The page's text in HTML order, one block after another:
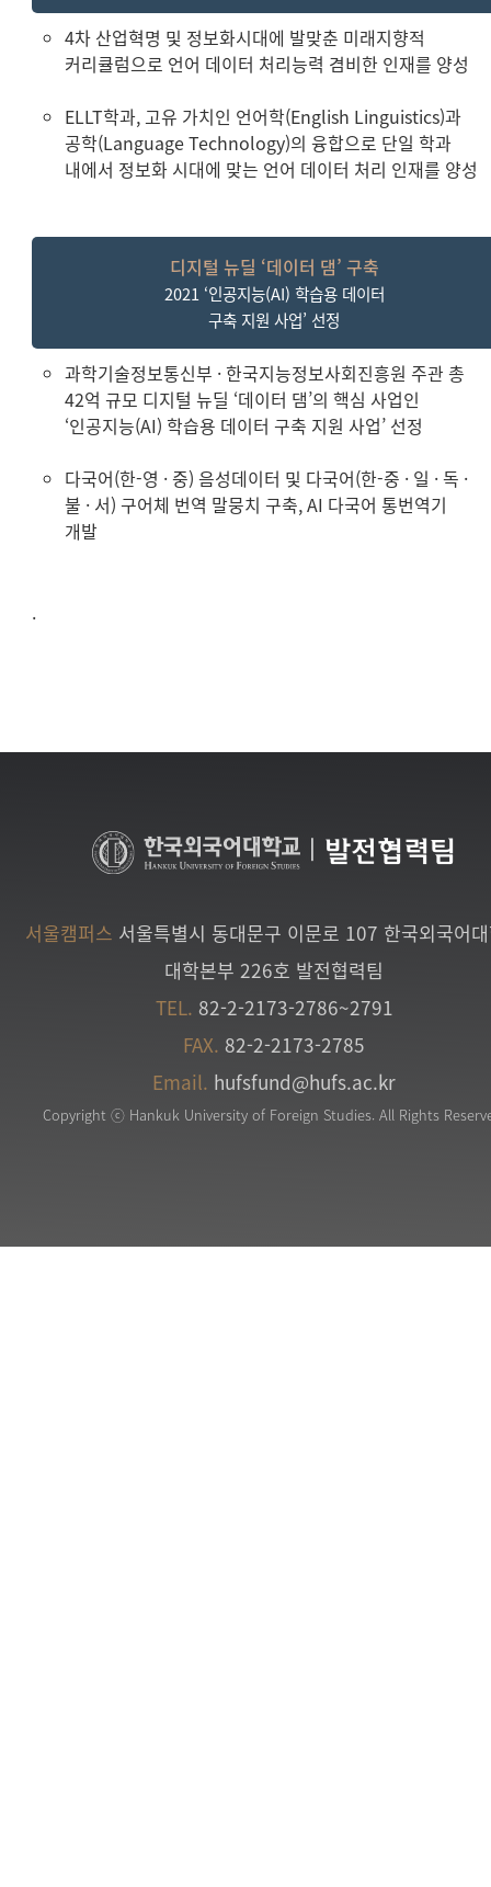
4차 산업혁명 및 정보화시대에 발맞춘 미래지향적
커리큘럼으로 언어 데이터 처리능력 겸비한 인재를 양성
ELLT학과, 고유 가치인 언어학(English Linguistics)과
공학(Language Technology)의 융합으로 단일 학과
내에서 정보화 시대에 맞는 언어 데이터 처리 인재를 양성
디지털 뉴딜 ‘데이터 댐’ 구축
2021 ‘인공지능(AI) 학습용 데이터
구축 지원 사업’ 선정
과학기술정보통신부 · 한국지능정보사회진흥원 주관 총
42억 규모 디지털 뉴딜 ‘데이터 댐’의 핵심 사업인
‘인공지능(AI) 학습용 데이터 구축 지원 사업’ 선정
다국어(한-영 · 중) 음성데이터 및 다국어(한-중 · 일 · 독 ·
불 · 서) 구어체 번역 말뭉치 구축, AI 다국어 통번역기
개발
.
발전협력팀
서울캠퍼스 서울특별시 동대문구 이문로 107 한국외국어
대학본부 226호 발전협력팀
TEL. 82-2-2173-2786~2791
FAX. 82-2-2173-2785
Email. hufsfund@hufs.ac.kr
Copyright ⓒ Hankuk University of Foreign Studies. All Rights